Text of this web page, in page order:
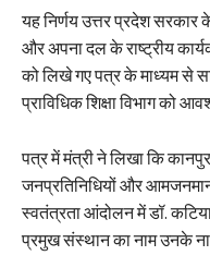
यह निर्णय उत्तर प्रदेश सरकार
और अपना दल के राष्ट्रीय
को लिखे गए पत्र के माध्यम से
प्राविधिक शिक्षा विभाग को
पत्र में मंत्री ने लिखा कि
जनप्रतिनिधियों और
स्वतंत्रता आंदोलन में डॉ.
प्रमुख संस्थान का नाम उनके